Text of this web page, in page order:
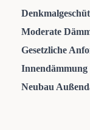
Moderate
Gesetzliche
Innendämmung
Neubau